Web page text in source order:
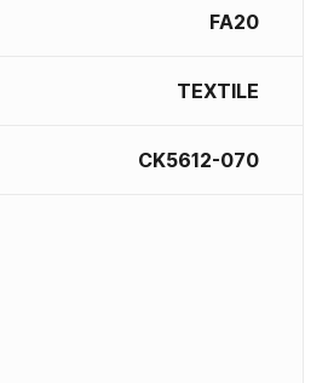
FA20
TEXTILE
CK5612-070